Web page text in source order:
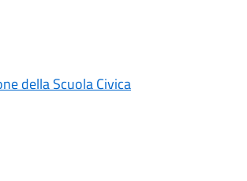
della Scuola Civica